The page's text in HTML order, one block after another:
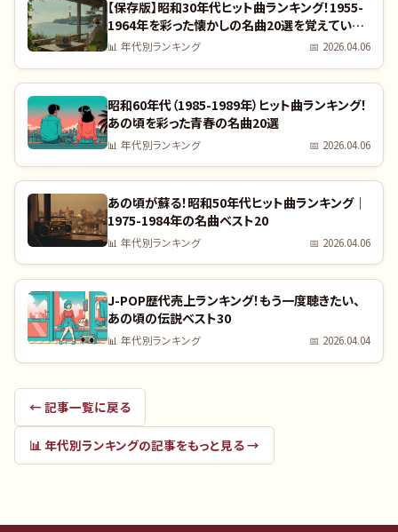
【保存版】昭和30年代ヒット曲ランキング！1955-
1964年を彩った懐かしの名曲20選を覚えていま
すか？｜全曲リスト付き
📊 年代別ランキング 📅 2026.04.06
昭和60年代（1985-1989年）ヒット曲ランキング！
あの頃を彩った青春の名曲20選
📊 年代別ランキング 📅 2026.04.06
あの頃が蘇る！昭和50年代ヒット曲ランキング｜
1975-1984年の名曲ベスト20
📊 年代別ランキング 📅 2026.04.06
J-POP歴代売上ランキング！もう一度聴きたい、
あの頃の伝説ベスト30
📊 年代別ランキング 📅 2026.04.04
← 記事一覧に戻る
📊 年代別ランキングの記事をもっと見る →